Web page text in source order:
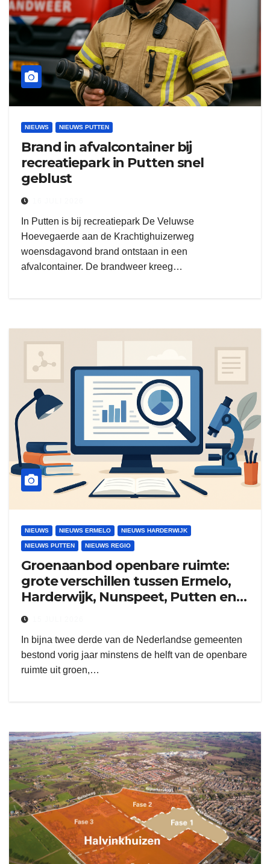
NIEUWS NIEUWS PUTTEN
Brand in afvalcontainer bij
recreatiepark in Putten snel
geblust
In Putten is bij recreatiepark De Veluwse
Hoevegaerde aan de Krachtighuizerweg
woensdagavond brand ontstaan in een
afvalcontainer. De brandweer kreeg…
NIEUWS NIEUWS ERMELO NIEUWS HARDERWIJK
NIEUWS PUTTEN NIEUWS REGIO
Groenaanbod openbare ruimte:
grote verschillen tussen Ermelo,
Harderwijk, Nunspeet, Putten en
Zeewolde
In bijna twee derde van de Nederlandse gemeenten
bestond vorig jaar minstens de helft van de openbare
ruimte uit groen,…